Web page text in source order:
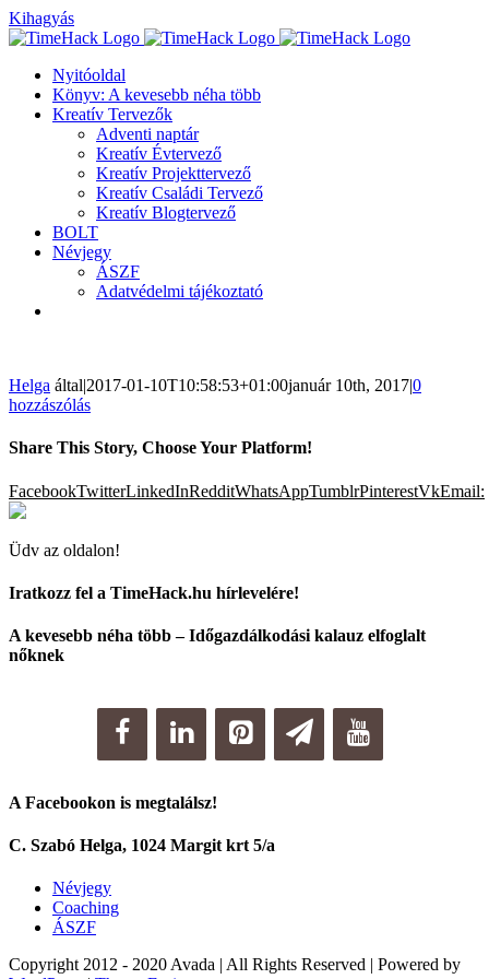
Kihagyás
Nyitóoldal
Könyv: A kevesebb néha több
Kreatív Tervezők
Adventi naptár
Kreatív Évtervező
Kreatív Projekttervező
Kreatív Családi Tervező
Kreatív Blogtervező
BOLT
Névjegy
ÁSZF
Adatvédelmi tájékoztató
Helga által|2017-01-10T10:58:53+01:00január 10th, 2017|0
hozzászólás
Share This Story, Choose Your Platform!
FacebookTwitterLinkedInRedditWhatsAppTumblrPinterestVkEmail:
Üdv az oldalon!
Iratkozz fel a TimeHack.hu hírlevelére!
A kevesebb néha több – Időgazdálkodási kalauz elfoglalt
nőknek
A Facebookon is megtalálsz!
C. Szabó Helga, 1024 Margit krt 5/a
Névjegy
Coaching
ÁSZF
Copyright 2012 - 2020 Avada | All Rights Reserved | Powered by